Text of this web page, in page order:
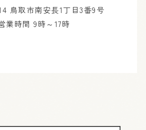
鳥取市南安長1丁目3番9号
業時間 9時～17時